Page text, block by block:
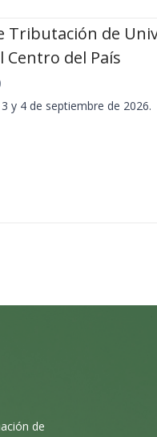
Tributación de
Centro del País
y 4 de septiembre de 2026.
de